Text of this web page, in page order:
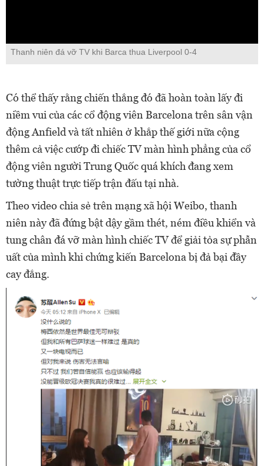
Thanh niên đá vỡ TV khi Barca thua Liverpool 0-4
Có thể thấy rằng chiến thắng đó đã hoàn toàn lấy đi
niềm vui của các cổ động viên Barcelona trên sân vận
động Anfield và tất nhiên ở khắp thế giới nữa cộng
thêm cả việc cướp đi chiếc TV màn hình phẳng của cổ
động viên người Trung Quốc quá khích đang xem
tường thuật trực tiếp trận đấu tại nhà.
Theo video chia sẻ trên mạng xã hội Weibo, thanh
niên này đã đứng bật dậy gầm thét, ném điều khiển và
tung chân đá vỡ màn hình chiếc TV để giải tỏa sự phẫn
uất của mình khi chứng kiến Barcelona bị đả bại đầy
cay đắng.